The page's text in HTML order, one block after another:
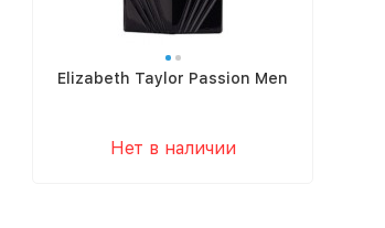
Elizabeth Taylor Passion Men
Нет в наличии